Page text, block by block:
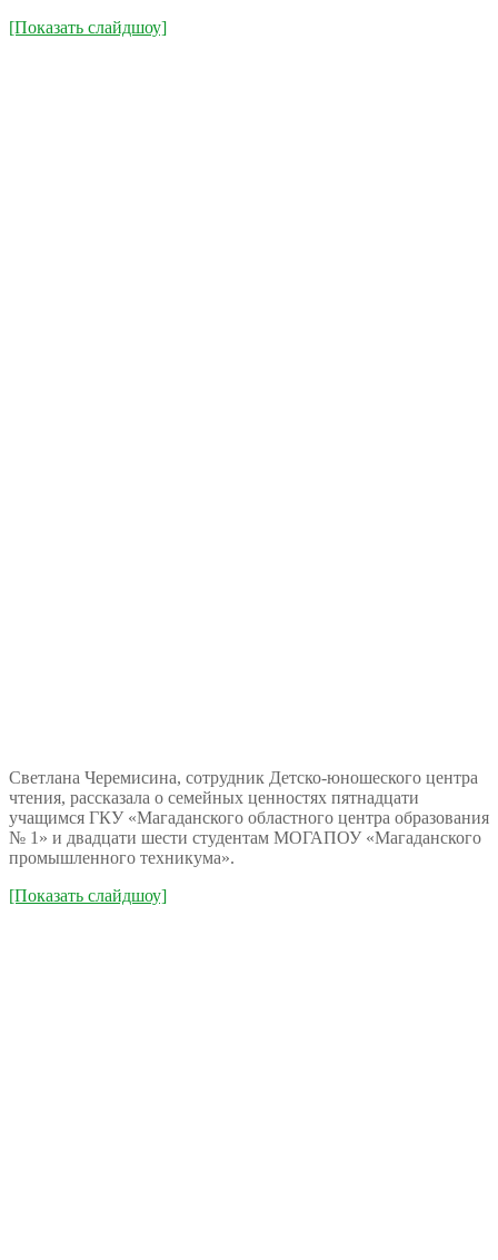
[Показать слайдшоу]
Светлана Черемисина, сотрудник Детско-юношеского центра
чтения, рассказала о семейных ценностях пятнадцати
учащимся ГКУ «Магаданского областного центра образования
№ 1» и двадцати шести студентам МОГАПОУ «Магаданского
промышленного техникума».
[Показать слайдшоу]